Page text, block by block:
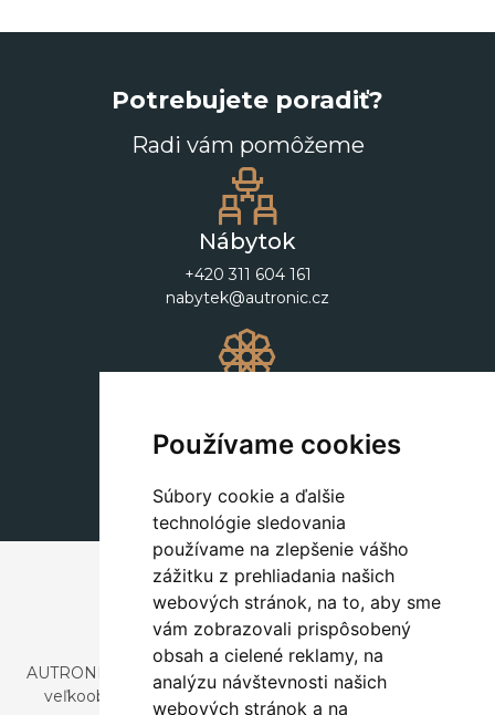
Používame cookies
Súbory cookie a ďalšie
technológie sledovania
používame na zlepšenie vášho
zážitku z prehliadania našich
webových stránok, na to, aby sme
vám zobrazovali prispôsobený
obsah a cielené reklamy, na
analýzu návštevnosti našich
webových stránok a na
Potrebujete poradiť?
Radi vám pomôžeme
Nábytok
+420 311 604 161
nabytek@autronic.cz
+420 311 604 182
dekorace@autronic.cz
AUTRONIC, s.r.o. je spoločnosť zaoberajúca sa dovozom a
veľkoobchodným predajom dizajnového aj štýlového